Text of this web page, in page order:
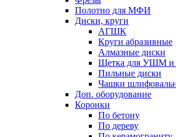
Полотно для МФИ
Диски, круги
АГШК
Круги абразивные
Алмазные диски
Щетка для УШМ и
Пильные диски
Чашки
Доп. оборудование
Коронки
По бетону
По дереву